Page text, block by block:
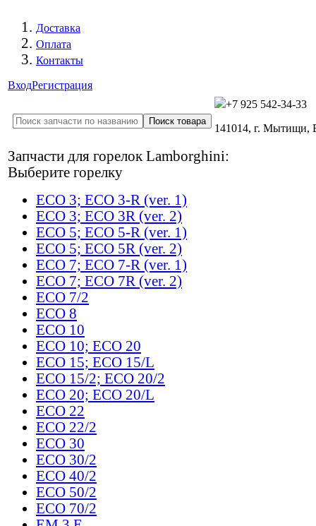
Доставка
Оплата
Контакты
ВходРегистрация
+7 925 542-34-33
141014, г. Мытищи,
Запчасти для горелок Lamborghini:
Выберите горелку
ECO 3; ECO 3-R (ver. 1)
ECO 3; ECO 3R (ver. 2)
ECO 5; ECO 5-R (ver. 1)
ECO 5; ECO 5R (ver. 2)
ECO 7; ECO 7-R (ver. 1)
ECO 7; ECO 7R (ver. 2)
ECO 7/2
ECO 8
ECO 10
ECO 10; ECO 20
ECO 15; ECO 15/L
ECO 15/2; ECO 20/2
ECO 20; ECO 20/L
ECO 22
ECO 22/2
ECO 30
ECO 30/2
ECO 40/2
ECO 50/2
ECO 70/2